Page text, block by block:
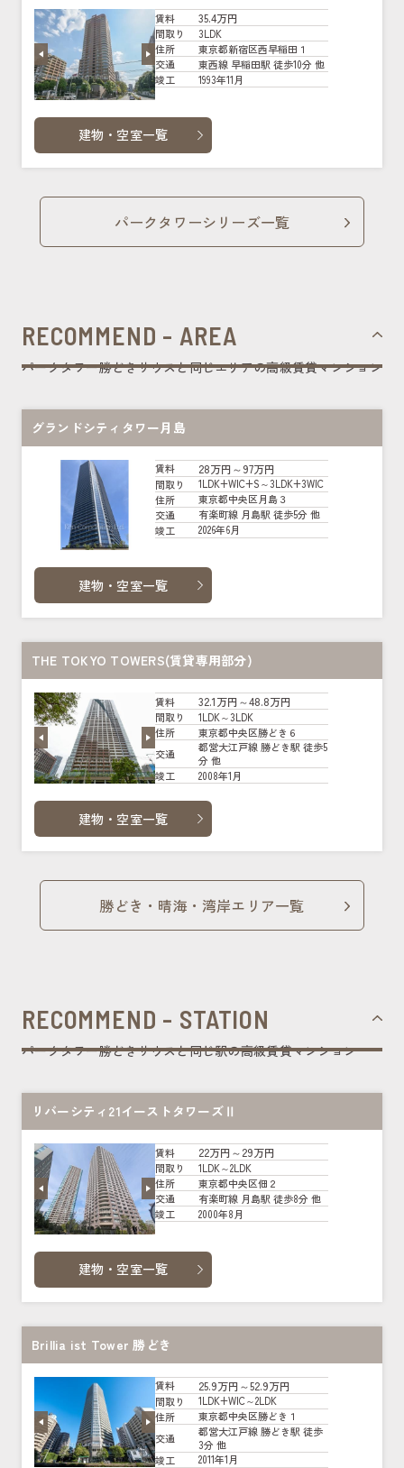
賃料 35.4万円
間取り
3LDK
住所
東京都新宿区西早稲田１
交通
東西線 早稲田駅 徒歩10分 他
竣工
1993年11月
建物・空室一覧
パークタワーシリーズ一覧
RECOMMEND - AREA
パークタワー勝どきサウスと同じエリアの高級賃貸マンション
グランドシティタワー月島
賃料 28万円～97万円
間取り
1LDK+WIC+S～3LDK+3WIC
住所
東京都中央区月島３
交通
有楽町線 月島駅 徒歩5分 他
竣工
2026年6月
建物・空室一覧
THE TOKYO TOWERS(賃貸専用部分)
賃料 32.1万円～48.8万円
間取り
1LDK～3LDK
住所
東京都中央区勝どき６
交通
都営大江戸線 勝どき駅 徒歩5
分 他
竣工
2008年1月
建物・空室一覧
勝どき・晴海・湾岸エリア一覧
RECOMMEND - STATION
パークタワー勝どきサウスと同じ駅の高級賃貸マンション
リバーシティ21イーストタワーズⅡ
賃料 22万円～29万円
間取り
1LDK～2LDK
住所
東京都中央区佃２
交通
有楽町線 月島駅 徒歩8分 他
竣工
2000年8月
建物・空室一覧
Brillia ist Tower 勝どき
賃料 25.9万円～52.9万円
間取り
1LDK+WIC～2LDK
住所
東京都中央区勝どき１
交通
都営大江戸線 勝どき駅 徒歩
3分 他
竣工
2011年1月